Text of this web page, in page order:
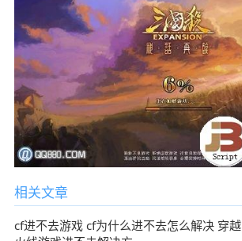
相关文章
cf进不去游戏 cf为什么进不去怎么解决 穿越